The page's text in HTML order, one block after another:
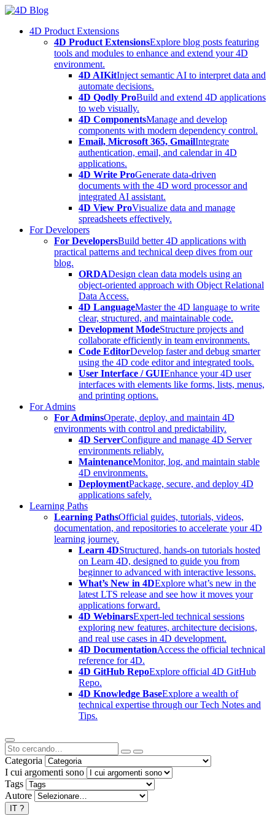
Skip
content4D Product Extensions
4D Product ExtensionsExplore blog posts featuring
tools and modules to enhance and extend your 4D
environment.
4D AIKitInject semantic AI to interpret data and
automate decisions.
4D Qodly ProBuild and extend 4D applications
to web visually.
4D ComponentsManage and develop
components with modern dependency control.
Email, Microsoft 365, GmailIntegrate
authentication, email, and calendar in 4D
applications.
4D Write ProGenerate data-driven
documents with the 4D word processor and
integrated AI assistant.
4D View ProVisualize data and manage
spreadsheets effectively.
For Developers
For DevelopersBuild better 4D applications with
practical patterns and technical deep dives from our
blog.
ORDADesign clean data models using an
object-oriented approach with Object Relational
Data Access.
4D LanguageMaster the 4D language to write
clear, structured, and maintainable code.
Development ModeStructure projects and
collaborate efficiently in team environments.
Code EditorDevelop faster and debug smarter
using the 4D code editor and integrated tools.
User Interface / GUIEnhance your 4D user
interfaces with elements like forms, lists, menus,
and printing options.
For Admins
For AdminsOperate, deploy, and maintain 4D
environments with control and predictability.
4D ServerConfigure and manage 4D Server
environments reliably.
MaintenanceMonitor, log, and maintain stable
4D environments.
DeploymentPackage, secure, and deploy 4D
applications safely.
Learning Paths
Learning PathsOfficial guides, tutorials, videos,
documentation, and repositories to accelerate your 4D
learning journey.
Learn 4DStructured, hands-on tutorials hosted
on Learn 4D, designed to guide you from
beginner to advanced with interactive lessons.
What’s New in 4DExplore what’s new in the
latest LTS release and see how it moves your
applications forward.
4D WebinarsExpert-led technical sessions
exploring new features, architecture decisions,
and real use cases in 4D development.
4D DocumentationAccess the official technical
reference for 4D.
4D GitHub RepoExplore official 4D GitHub
Repo.
4D Knowledge BaseExplore a wealth of
technical expertise through our Tech Notes and
Tips.
Categoria
I cui argomenti sono
Tags
Autore
IT ?